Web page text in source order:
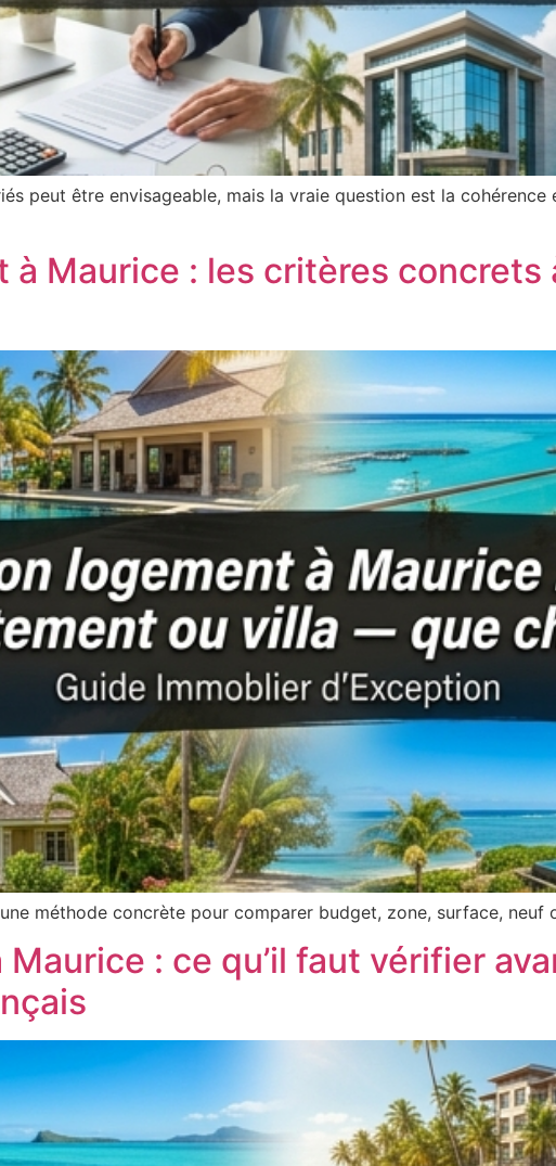
peut être envisageable, mais la vraie question est la
à Maurice : les critères concrets
méthode concrète pour comparer budget, zone, surface, neuf
: ce qu’il faut vérifier